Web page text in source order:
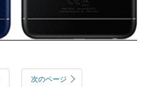
次のページ